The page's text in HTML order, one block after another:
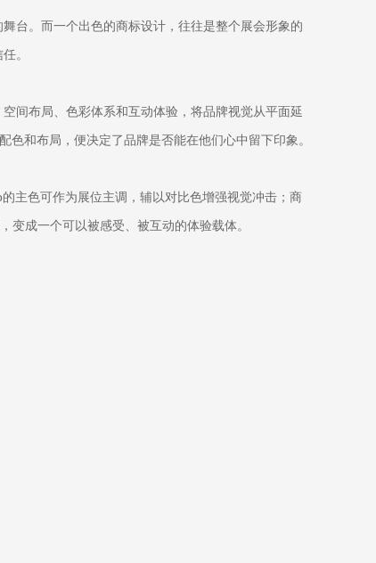
台。而一个出色的商标设计，往往是整个展会形象的
。
间布局、色彩体系和互动体验，将品牌视觉从平面延
和布局，便决定了品牌是否能在他们心中留下印象。
主色可作为展位主调，辅以对比色增强视觉冲击；商
成一个可以被感受、被互动的体验载体。